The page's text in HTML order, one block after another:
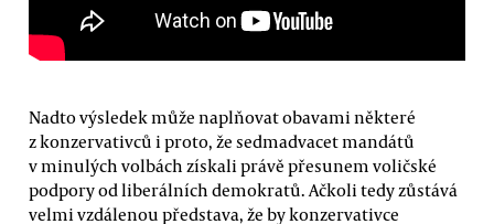
Nadto výsledek může naplňovat obavami některé
z konzervativců i proto, že sedmadvacet mandátů
v minulých volbách získali právě přesunem voličské
podpory od liberálních demokratů. Ačkoli tedy zůstává
velmi vzdálenou představa, že by konzervativce